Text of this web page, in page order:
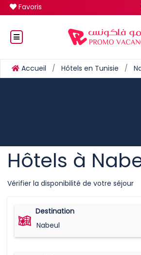
Favoris
Accueil Hôtels en Tunisie
Hôtels à
Vérifier la disponibilité de votre séjour
Destination
Nabeul